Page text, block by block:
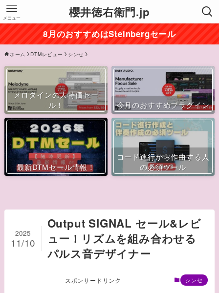
櫻井徳右衛門.jp
メニュー
8月のおすすめはSteinbergセール
ホーム DTMレビュー シンセ
メロダインの大特価セー
ル！
今月のおすすめプラグイン
最新DTMセール情報！
コード進行から作曲する人
の必須ツール
Output SIGNAL セール&レビ
ュー！リズムを組み合わせる
パルス音デザイナー
2025
11/10
スポンサードリンク シンセ